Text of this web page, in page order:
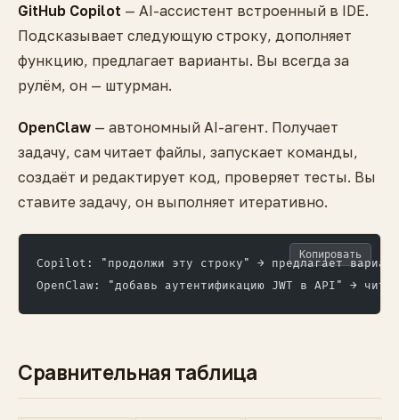
GitHub Copilot — AI-ассистент встроенный в IDE.
Подсказывает следующую строку, дополняет
функцию, предлагает варианты. Вы всегда за
рулём, он — штурман.
OpenClaw — автономный AI-агент. Получает
задачу, сам читает файлы, запускает команды,
создаёт и редактирует код, проверяет тесты. Вы
ставите задачу, он выполняет итеративно.
Copilot: "продолжи эту строку" → предлагает
OpenClaw: "добавь аутентификацию JWT в API" →
Копировать
Сравнительная таблица